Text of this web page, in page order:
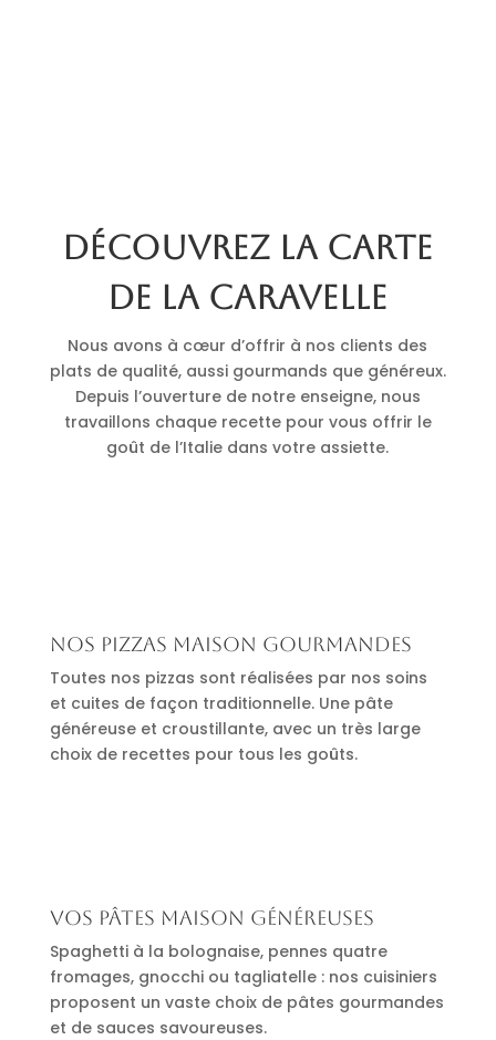
Découvrez la carte
de La Caravelle
Nous avons à cœur d’offrir à nos clients des
plats de qualité, aussi gourmands que généreux.
Depuis l’ouverture de notre enseigne, nous
travaillons chaque recette pour vous offrir le
goût de l’Italie dans votre assiette.
Nos pizzas maison gourmandes
Toutes nos pizzas sont réalisées par nos soins
et cuites de façon traditionnelle. Une pâte
généreuse et croustillante, avec un très large
choix de recettes pour tous les goûts.
Vos pâtes maison généreuses
Spaghetti à la bolognaise, pennes quatre
fromages, gnocchi ou tagliatelle : nos cuisiniers
proposent un vaste choix de pâtes gourmandes
et de sauces savoureuses.